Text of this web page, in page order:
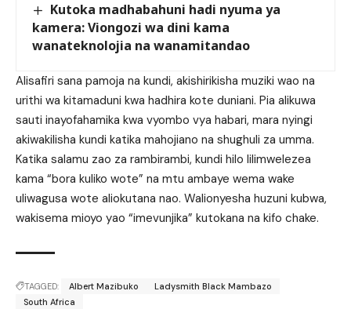
Kutoka madhabahuni hadi nyuma ya
kamera: Viongozi wa dini kama
wanateknolojia na wanamitandao
Alisafiri sana pamoja na kundi, akishirikisha muziki wao na
urithi wa kitamaduni kwa hadhira kote duniani. Pia alikuwa
sauti inayofahamika kwa vyombo vya habari, mara nyingi
akiwakilisha kundi katika mahojiano na shughuli za umma.
Katika salamu zao za rambirambi, kundi hilo lilimwelezea
kama “bora kuliko wote” na mtu ambaye wema wake
uliwagusa wote aliokutana nao. Walionyesha huzuni kubwa,
wakisema mioyo yao “imevunjika” kutokana na kifo chake.
TAGGED: Albert Mazibuko
Ladysmith Black Mambazo
South Africa